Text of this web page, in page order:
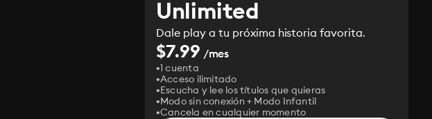
Unlimited
Dale play a tu próxima historia favorita.
$7.99 /mes
1 cuenta
Acceso ilimitado
Escucha y lee los títulos que quieras
Modo sin conexión + Modo Infantil
Cancela en cualquier momento